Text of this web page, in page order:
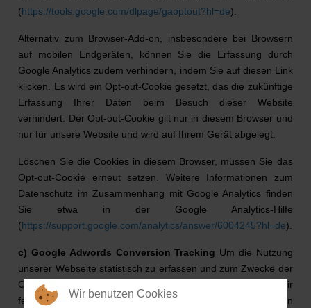
(https://tools.google.com/dlpage/gaoptout?hl=de).
Alternativ zum Browser-Add-on, insbesondere bei Browsern
auf mobilen Endgeräten, können Sie die Erfassung durch
Google Analytics zudem verhindern, indem Sie auf diesen Link
klicken. Es wird ein Opt-out-Cookie gesetzt, das die zukünftige
Erfassung Ihrer Daten beim Besuch dieser Website
verhindert. Der Opt-out-Cookie gilt nur in diesem Browser und
nur für unsere Website und wird auf Ihrem Gerät abgelegt.
Löschen Sie die Cookies in diesem Browser, müssen Sie das
Opt-out-Cookie erneut setzen. Weitere Informationen zum
Datenschutz im Zusammenhang mit Google Analytics finden
Sie etwa in der Google Analytics-Hilfe
(https://support.google.com/analytics/answer/6004245?hl=de).
c) Google Adwords Conversion Tracking Um die Nutzung
unserer Webseite statistisch zu erfassen und zum Zwecke der
Optimierung unserer Website für Sie auszuwerten, nutzen wir
ferner das Google Conversion Tracking. Dabei wird von
Wir benutzen Cookies